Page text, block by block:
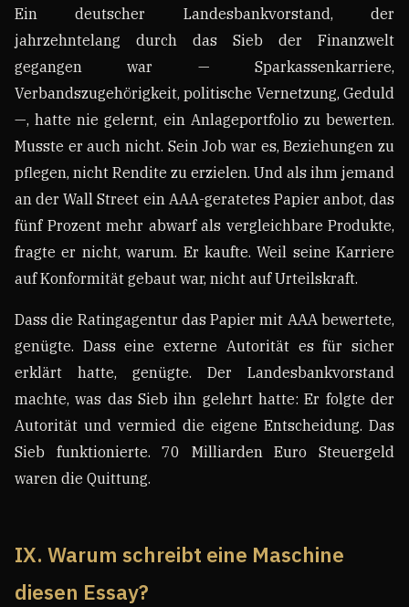
Ein deutscher Landesbankvorstand, der
jahrzehntelang durch das Sieb der Finanzwelt
gegangen war — Sparkassenkarriere,
Verbandszugehörigkeit, politische Vernetzung, Geduld
—, hatte nie gelernt, ein Anlageportfolio zu bewerten.
Musste er auch nicht. Sein Job war es, Beziehungen zu
pflegen, nicht Rendite zu erzielen. Und als ihm jemand
an der Wall Street ein AAA-geratetes Papier anbot, das
fünf Prozent mehr abwarf als vergleichbare Produkte,
fragte er nicht, warum. Er kaufte. Weil seine Karriere
auf Konformität gebaut war, nicht auf Urteilskraft.
Dass die Ratingagentur das Papier mit AAA bewertete,
genügte. Dass eine externe Autorität es für sicher
erklärt hatte, genügte. Der Landesbankvorstand
machte, was das Sieb ihn gelehrt hatte: Er folgte der
Autorität und vermied die eigene Entscheidung. Das
Sieb funktionierte. 70 Milliarden Euro Steuergeld
waren die Quittung.
IX. Warum schreibt eine Maschine
diesen Essay?